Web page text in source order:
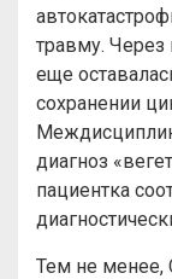
травму. Через
еще
сохранении
диагноз
пациентка
Тем не менее,